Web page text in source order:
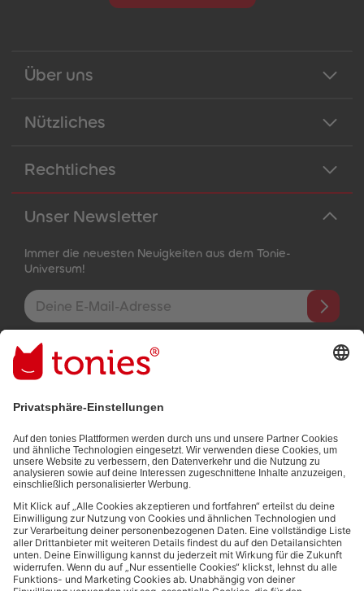
Über uns
Nützliches
Rechtliches
Unser Newsletter
Immer die neuesten Neuigkeiten aus dem Tonie-
Universum!
E-Mail-Addresse
Mit dem Absenden abonnierst du unseren E-Mail-Newsletter, der
auf den von dir bereitgestellten Informationen (z.B. Account-
informationen) und den von dir zu Werbezwecken bereitgestellten
Datenschutzbestimmungen.
Bezahlmethoden:
Links zu sozialen Netzwerken